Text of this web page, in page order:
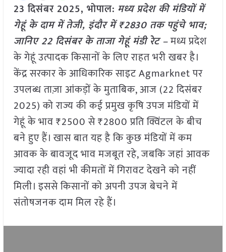
23 दिसंबर 2025, भोपाल: मध्य प्रदेश की मंडियों में
गेहूं के दाम में तेजी, इंदौर में ₹2830 तक पहुंचे भाव;
जानिए 22 दिसंबर के ताजा गेहूं मंडी रेट –मध्य प्रदेश
के गेहूं उत्पादक किसानों के लिए राहत भरी खबर है।
केंद्र सरकार के आधिकारिक साइट Agmarknet पर
उपलब्ध ताज़ा आंकड़ों के मुताबिक, आज (22 दिसंबर
2025) को राज्य की कई प्रमुख कृषि उपज मंडियों में
गेहूं के भाव ₹2500 से ₹2800 प्रति क्विंटल के बीच
बने हुए हैं। खास बात यह है कि कुछ मंडियों में कम
आवक के बावजूद भाव मजबूत रहे, जबकि जहां आवक
ज्यादा रही वहां भी कीमतों में गिरावट देखने को नहीं
मिली। इससे किसानों को अपनी उपज बेचने में
संतोषजनक दाम मिल रहे हैं।